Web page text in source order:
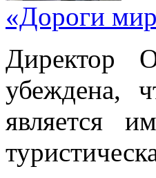
«Дороги
Директор
убеждена,
является